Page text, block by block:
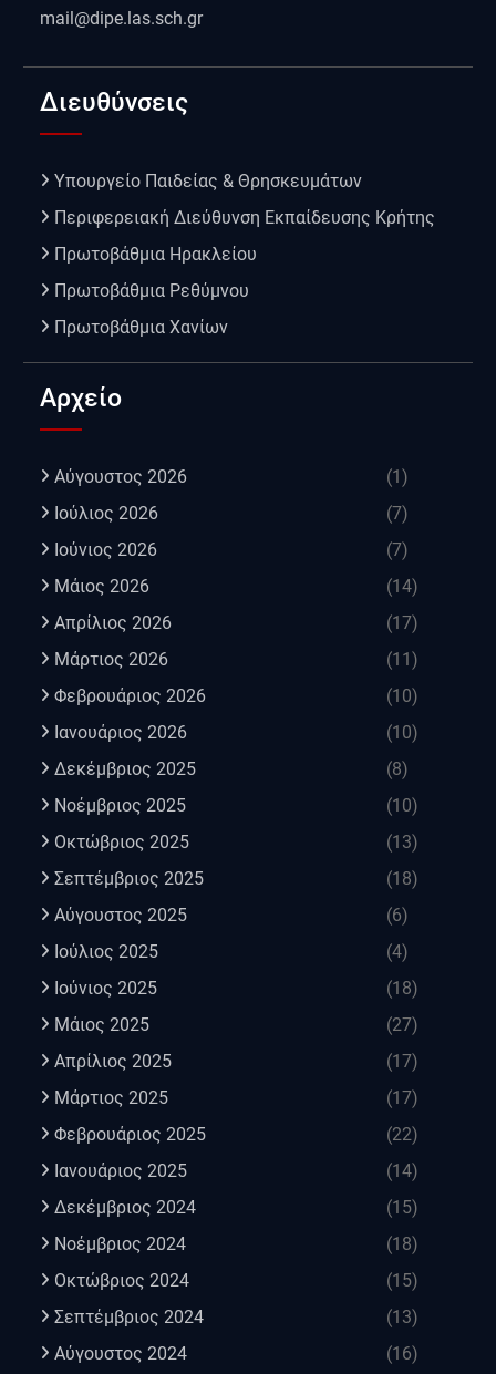
mail@dipe.las.sch.gr
Διευθύνσεις
Υπουργείο Παιδείας & Θρησκευμάτων
Περιφερειακή Διεύθυνση Εκπαίδευσης Κρήτης
Πρωτοβάθμια Ηρακλείου
Πρωτοβάθμια Ρεθύμνου
Πρωτοβάθμια Χανίων
Αρχείο
Αύγουστος 2026
(1)
Ιούλιος 2026
(7)
Ιούνιος 2026
(7)
Μάιος 2026
(14)
Απρίλιος 2026
(17)
Μάρτιος 2026
(11)
Φεβρουάριος 2026
(10)
Ιανουάριος 2026
(10)
Δεκέμβριος 2025
(8)
Νοέμβριος 2025
(10)
Οκτώβριος 2025
(13)
Σεπτέμβριος 2025
(18)
Αύγουστος 2025
(6)
Ιούλιος 2025
(4)
Ιούνιος 2025
(18)
Μάιος 2025
(27)
Απρίλιος 2025
(17)
Μάρτιος 2025
(17)
Φεβρουάριος 2025
(22)
Ιανουάριος 2025
(14)
Δεκέμβριος 2024
(15)
Νοέμβριος 2024
(18)
Οκτώβριος 2024
(15)
Σεπτέμβριος 2024
(13)
Αύγουστος 2024
(16)